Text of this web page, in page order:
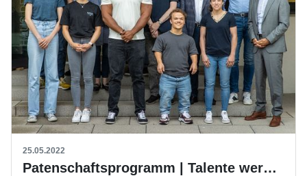
25.05.2022
Patenschaftsprogramm | Talente werden gefördert